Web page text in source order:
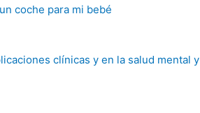
coche para mi bebé
clínicas y en la salud mental y